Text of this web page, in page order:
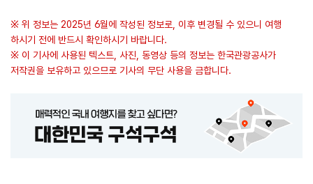
※ 위 정보는 2025년 6월에 작성된 정보로, 이후 변경될 수 있으니 여행
하시기 전에 반드시 확인하시기 바랍니다.
※ 이 기사에 사용된 텍스트, 사진, 동영상 등의 정보는 한국관광공사가
저작권을 보유하고 있으므로 기사의 무단 사용을 금합니다.